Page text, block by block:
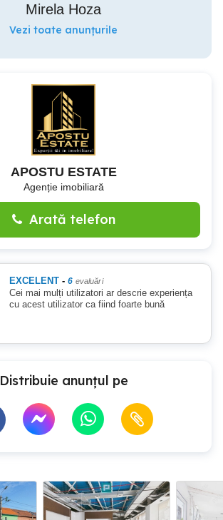
Mirela Hoza
Vezi toate anunțurile
APOSTU ESTATE
Agenție imobiliară
Arată telefon
EXCELENT - 6 evaluări
Cei mai mulți utilizatori ar descrie experiența
cu acest utilizator ca fiind foarte bună
Distribuie anunțul pe